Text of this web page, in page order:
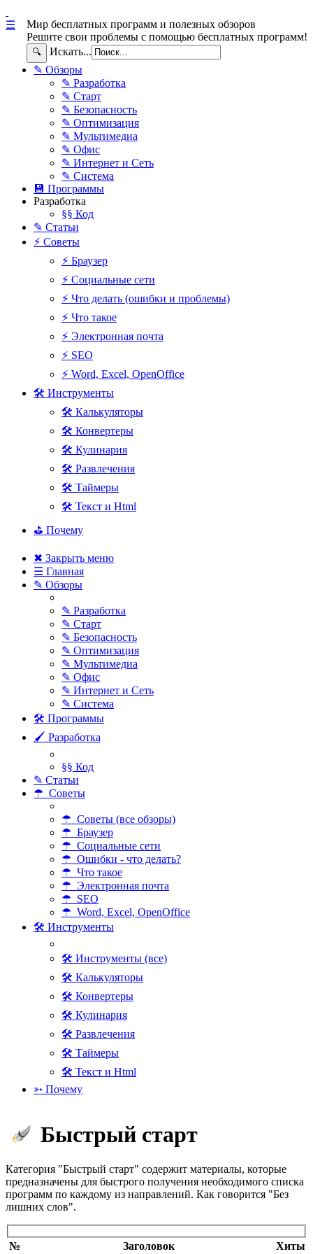
Мир бесплатных программ и полезных обзоров
Решите свои проблемы с помощью бесплатных программ!
🔍 Искать...
☰
✎ Обзоры
✎ Разработка
✎ Старт
✎ Безопасность
✎ Оптимизация
✎ Мультимедиа
✎ Офис
✎ Интернет и Сеть
✎ Система
💾 Программы
Разработка
§§ Код
✎ Статьи
⚡ Советы
⚡ Браузер
⚡ Социальные сети
⚡ Что делать (ошибки и проблемы)
⚡ Что такое
⚡ Электронная почта
⚡ SEO
⚡ Word, Excel, OpenOffice
🛠 Инструменты
🛠 Калькуляторы
🛠 Конвертеры
🛠 Кулинария
🛠 Развлечения
🛠 Таймеры
🛠 Текст и Html
⛳ Почему
✖ Закрыть меню
☰ Главная
✎ Обзоры
✎ Разработка
✎ Старт
✎ Безопасность
✎ Оптимизация
✎ Мультимедиа
✎ Офис
✎ Интернет и Сеть
✎ Система
🛠 Программы
🖌 Разработка
§§ Код
✎ Статьи
☂ Советы
☂ Советы (все обзоры)
☂ Браузер
☂ Социальные сети
☂ Ошибки - что делать?
☂ Что такое
☂ Электронная почта
☂ SEO
☂ Word, Excel, OpenOffice
🛠 Инструменты
🛠 Инструменты (все)
🛠 Калькуляторы
🛠 Конвертеры
🛠 Кулинария
🛠 Развлечения
🛠 Таймеры
🛠 Текст и Html
➳ Почему
Быстрый старт
Категория "Быстрый старт" содержит материалы, которые
предназначены для быстрого получения необходимого списка
программ по каждому из направлений. Как говорится "Без
лишних слов".
№ Заголовок Хиты